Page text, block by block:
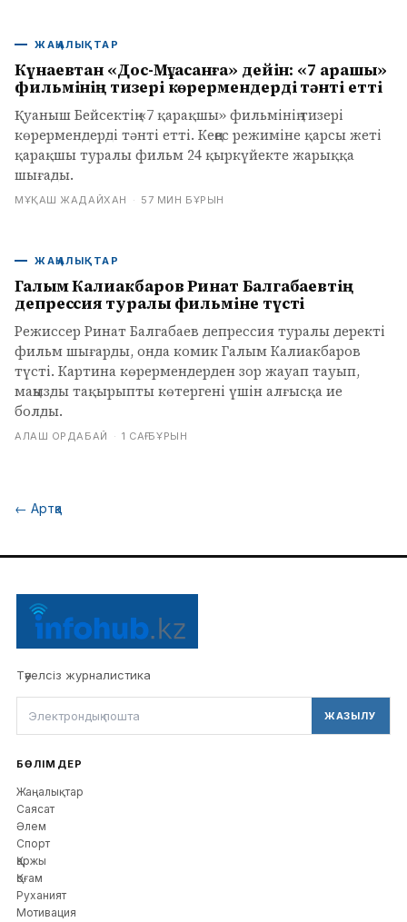
ЖАҢАЛЫҚТАР
Күнаевтан «Дос-Мұқасанға» дейін: «7 қарақшы»
фильмінің тизері көрермендерді тәнті етті
Қуаныш Бейсектің «7 қарақшы» фильмінің тизері
көрермендерді тәнті етті. Кеңес режиміне қарсы жеті
қарақшы туралы фильм 24 қыркүйекте жарыққа
шығады.
МҰҚАШ ЖАДАЙХАН · 57 МИН БҰРЫН
ЖАҢАЛЫҚТАР
Галым Калиакбаров Ринат Балгабаевтің
депрессия туралы фильміне түсті
Режиссер Ринат Балгабаев депрессия туралы деректі
фильм шығарды, онда комик Галым Калиакбаров
түсті. Картина көрермендерден зор жауап тауып,
маңызды тақырыпты көтергені үшін алғысқа ие
болды.
АЛАШ ОРДАБАЙ · 1 САҒ БҰРЫН
← Артқа
Тәуелсіз журналистика
ЖАЗЫЛУ
БӨЛІМДЕР
Жаңалықтар
Саясат
Әлем
Спорт
Қаржы
Қоғам
Руханият
Мотивация